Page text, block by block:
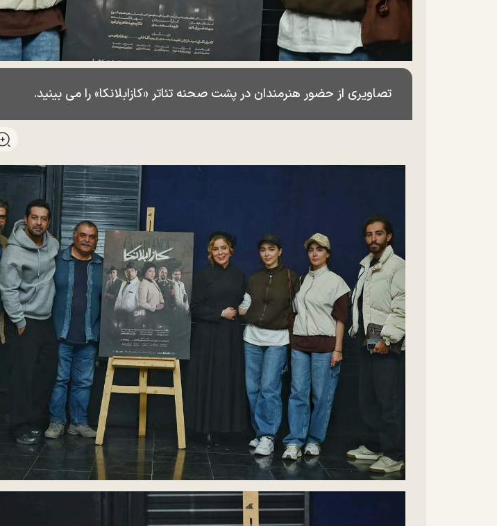
تصاویری از حضور هنرمندان در پشت صحنه تئاتر «کازابلانکا» را می بینید.